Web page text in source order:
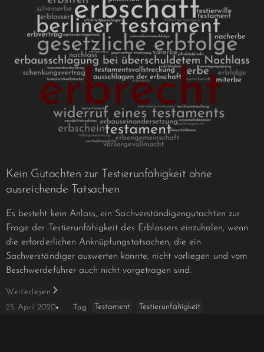
Kein Gutachten zur Testierunfähigkeit ohne
ausreichende Tatsachen
Es besteht kein Anlass, ein Sachverständigengutachten zur
Frage der Testierunfähigkeit des Erblassers einzuholen, wenn
die erforderlichen Anknüpfungstatsachen, die ein
Sachverständiger auswerten könnte, nicht vorliegen und vom
Beschwerdeführer auch nicht vorgetragen sind.
Weiterlesen
25. April 2020
Tag Testament Testierunfähigkeit